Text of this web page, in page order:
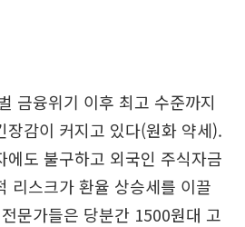
금융위기 이후 최고 수준까지
장감이 커지고 있다(원화 약세).
에도 불구하고 외국인 주식자금
리스크가 환율 상승세를 이끌
문가들은 당분간 1500원대 고